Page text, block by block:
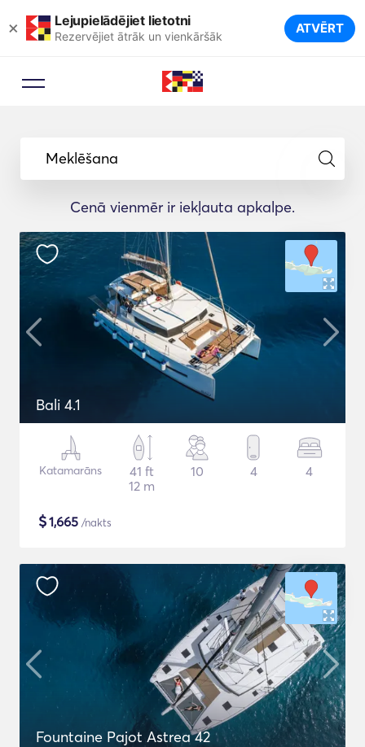
× Lejupielādējiet lietotni
Rezervējiet ātrāk un vienkāršāk ATVĒRT
Meklēšana
Cenā vienmēr ir iekļauta apkalpe.
Bali 4.1
Katamarāns
41 ft
12 m
10 4 4
$1,665 /nakts
Fountaine Pajot Astrea 42